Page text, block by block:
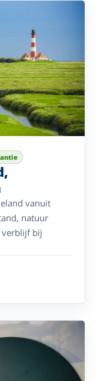
vanuit
natuur
verblijf bij